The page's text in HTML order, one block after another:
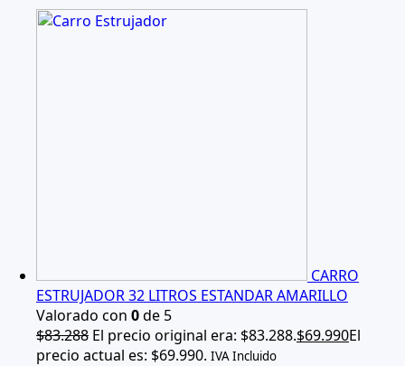
CARRO
ESTRUJADOR 32 LITROS ESTANDAR AMARILLO
Valorado con 0de 5
$83.288 El precio original era: $83.288.$69.990El
precio actual es: $69.990. IVA Incluido